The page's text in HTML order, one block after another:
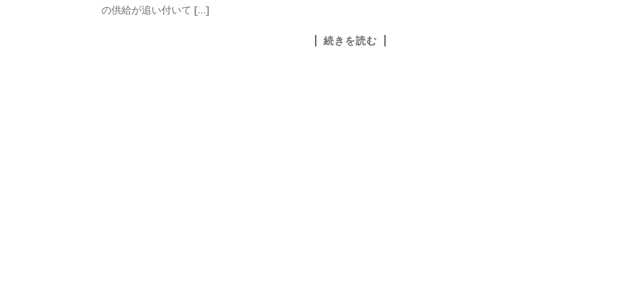
の供給が追い付いて […]
続きを読む